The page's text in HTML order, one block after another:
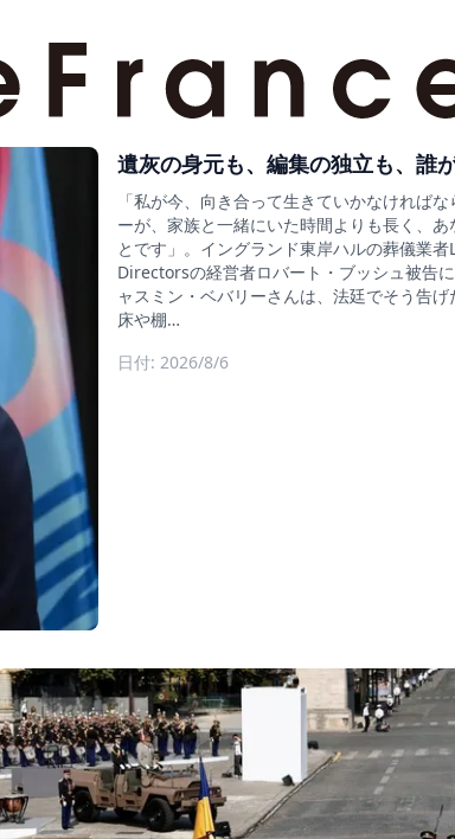
遺灰の身元も、編集の独立も、誰
「私が今、向き合って生きていかなければ
ーが、家族と一緒にいた時間よりも長く、
とです」。イングランド東岸ハルの葬儀業
Directorsの経営者ロバート・ブッシュ被告
ャスミン・ベバリーさんは、法廷でそう告
床や棚…
日付: 2026/8/6